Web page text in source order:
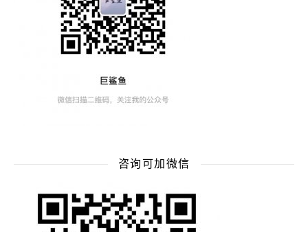
咨询可加微信